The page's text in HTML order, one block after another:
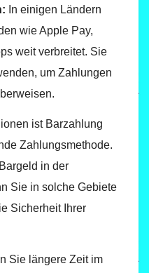
In einigen Ländern
wie Apple Pay,
weit verbreitet. Sie
um Zahlungen
ist Barzahlung
Zahlungsmethode.
in der
Sie in solche Gebiete
Sicherheit Ihrer
Sie längere Zeit im